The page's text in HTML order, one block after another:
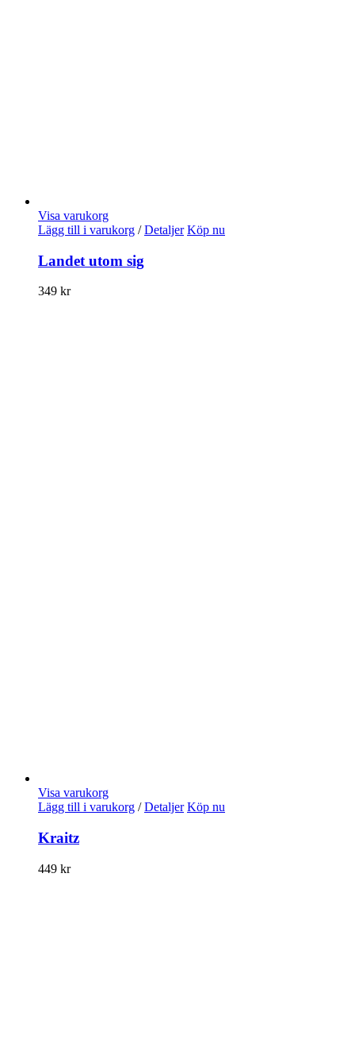
Visa varukorg
Lägg till i varukorg / Detaljer Köp nu
Landet utom sig
349 kr
Visa varukorg
Lägg till i varukorg / Detaljer Köp nu
Kraitz
449 kr